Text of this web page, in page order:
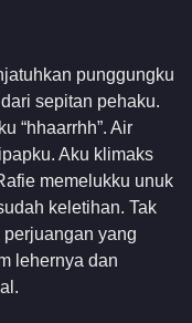
punggungku
sepitan pehaku.
“hhaarrhh”. Air
Aku klimaks
memelukku unuk
keletihan. Tak
yang
lehernya dan